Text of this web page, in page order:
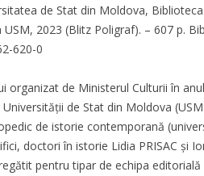
de Stat din Moldova,
USM, 2023 (Blitz Poligraf). – 607 p.
620-0
organizat de Ministerul Culturii în
Universității de Stat din Moldova
de istorie contemporană
doctori în istorie Lidia PRISAC și
pentru tipar de echipa